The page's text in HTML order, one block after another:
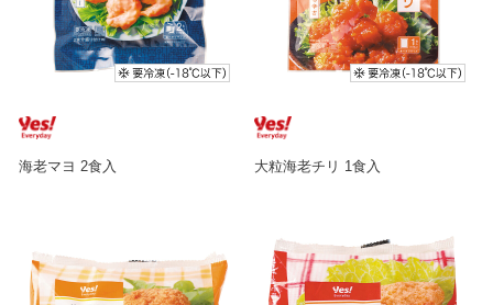
海老マヨ 2食入 大粒海老チリ 1食入